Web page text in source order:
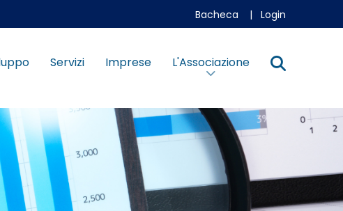
Bacheca | Login
Servizi Imprese L'Associazione